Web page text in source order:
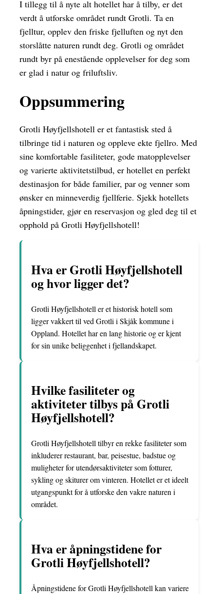
I tillegg til å nyte alt hotellet har å tilby, er det
verdt å utforske området rundt Grotli. Ta en
fjelltur, opplev den friske fjelluften og nyt den
storslåtte naturen rundt deg. Grotli og området
rundt byr på enestående opplevelser for deg som
er glad i natur og friluftsliv.
Oppsummering
Grotli Høyfjellshotell er et fantastisk sted å
tilbringe tid i naturen og oppleve ekte fjellro. Med
sine komfortable fasiliteter, gode matopplevelser
og varierte aktivitetstilbud, er hotellet en perfekt
destinasjon for både familier, par og venner som
ønsker en minneverdig fjellferie. Sjekk hotellets
åpningstider, gjør en reservasjon og gled deg til et
opphold på Grotli Høyfjellshotell!
Hva er Grotli Høyfjellshotell
og hvor ligger det?
Grotli Høyfjellshotell er et historisk hotell som
ligger vakkert til ved Grotli i Skjåk kommune i
Oppland. Hotellet har en lang historie og er kjent
for sin unike beliggenhet i fjellandskapet.
Hvilke fasiliteter og
aktiviteter tilbys på Grotli
Høyfjellshotell?
Grotli Høyfjellshotell tilbyr en rekke fasiliteter som
inkluderer restaurant, bar, peisestue, badstue og
muligheter for utendørsaktiviteter som fotturer,
sykling og skiturer om vinteren. Hotellet er et ideelt
utgangspunkt for å utforske den vakre naturen i
området.
Hva er åpningstidene for
Grotli Høyfjellshotell?
Åpningstidene for Grotli Høyfjellshotell kan variere